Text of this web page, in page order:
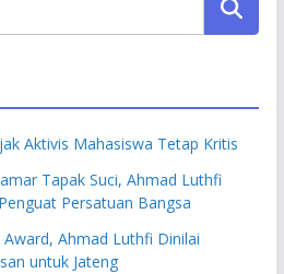
Aktivis Mahasiswa Tetap Kritis
Tapak Suci, Ahmad Luthfi
Persatuan Bangsa
Ahmad Luthfi Dinilai
untuk Jateng